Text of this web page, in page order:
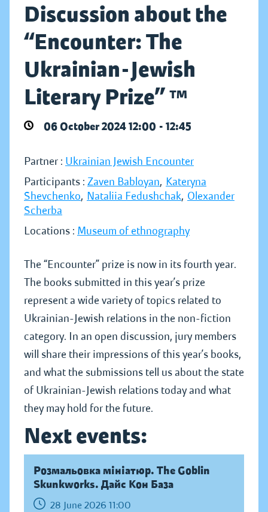
Discussion about the
“Encounter: The
Ukrainian-Jewish
Literary Prize” ™
06 October 2024 12:00 - 12:45
Partner : Ukrainian Jewish Encounter
Participants : Zaven Babloyan, Kateryna
Shevchenko, Nataliia Fedushchak, Olexander
Scherba
Locations : Museum of ethnography
The “Encounter” prize is now in its fourth year.
The books submitted in this year’s prize
represent a wide variety of topics related to
Ukrainian-Jewish relations in the non-fiction
category. In an open discussion, jury members
will share their impressions of this year’s books,
and what the submissions tell us about the state
of Ukrainian-Jewish relations today and what
they may hold for the future.
Next events:
Розмальовка мініатюр. The Goblin
Skunkworks. Дайс Кон База
28 June 2026 11:00